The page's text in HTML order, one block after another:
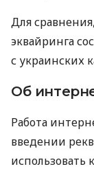
Для
эквайринга
с украинских
Об
Работа
введении